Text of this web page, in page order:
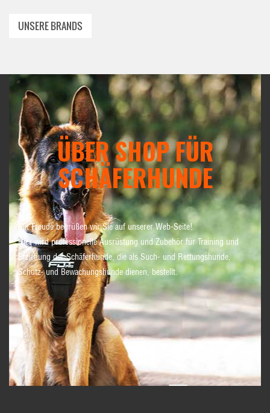
UNSERE BRANDS
ÜBER SHOP FÜR
SCHÄFERHUNDE
Mit Freude begrüßen wir Sie auf unserer Web-Seite!
Hier wird professionelle Ausrüstung und Zubehör für Training und
Erziehung der Schäferhunde, die als Such- und Rettungshunde,
Schutz- und Bewachungshunde dienen, bestellt.